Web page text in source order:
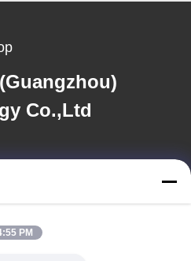
Co.,Ltd
PM